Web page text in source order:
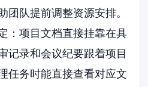
团队提前调整资源安排。
：项目文档直接挂靠在具
记录和会议纪要跟着项目
任务时能直接查看对应文